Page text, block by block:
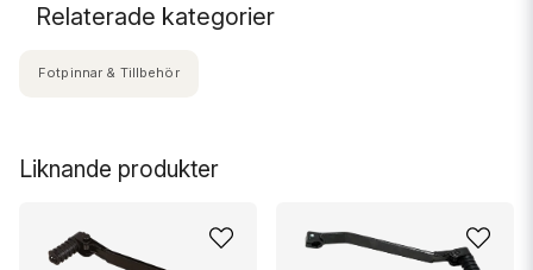
Liknande produkter
Relaterade kategorier
Fotpinnar & Tillbehör